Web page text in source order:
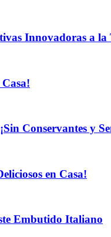
Innovadoras a
Conservantes y
en Casa!
Embutido Italiano